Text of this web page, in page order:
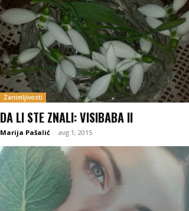
Zanimljivosti
DA LI STE ZNALI: VISIBABA II
Marija Pašalić - avg 1, 2015